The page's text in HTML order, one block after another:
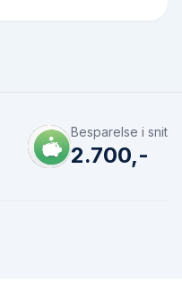
Besparelse i snit
2.700,-